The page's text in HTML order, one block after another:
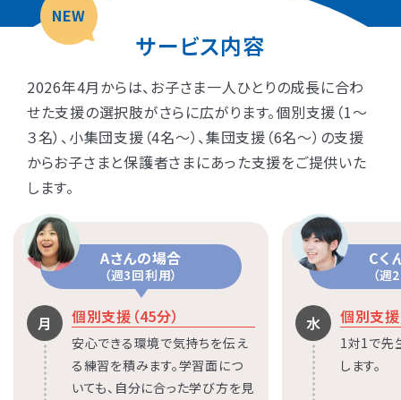
NEW
サービス内容
2026年4月からは、お子さま一人ひとりの成長に合わ
せた支援の選択肢がさらに広がります。個別支援（1〜
３名）、小集団支援（4名〜）、集団支援（6名〜）の支援
からお子さまと保護者さまにあった支援をご提供いた
します。
Aさんの場合
（週3回利用）
月 個別支援（45分）
安心できる環境で気持ちを伝え
る練習を積みます。学習面につ
いても、自分に合った学び方を見
Cく
（週
水 個別支援
1対1で先
します。